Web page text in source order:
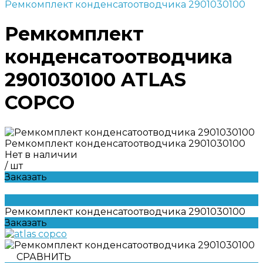
Ремкомплект конденсатоотводчика 2901030100
Ремкомплект
конденсатоотводчика
2901030100 ATLAS
COPCO
Ремкомплект конденсатоотводчика 2901030100
Нет в наличии
/ шт
Заказать
Ремкомплект конденсатоотводчика 2901030100
Заказать
СРАВНИТЬ